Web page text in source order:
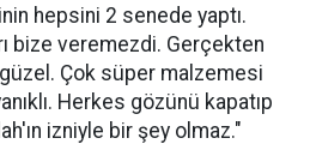
hepsini 2 senede yaptı.
bize veremezdi. Gerçekten
Çok süper malzemesi
Herkes gözünü kapatıp
izniyle bir şey olmaz."